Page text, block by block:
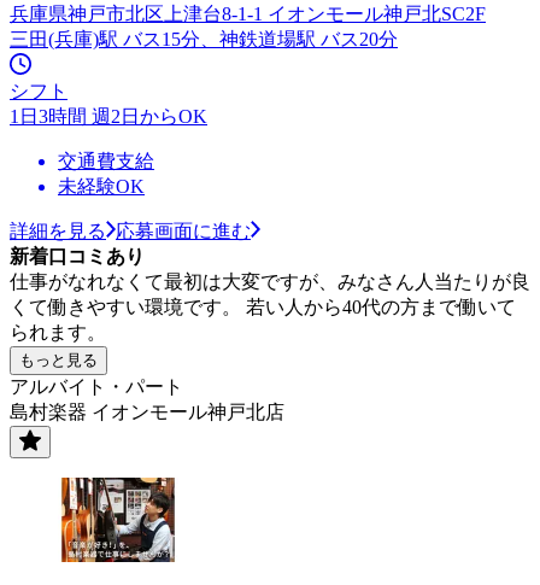
兵庫県神戸市北区上津台8-1-1 イオンモール神戸北SC2F
三田(兵庫)駅 バス15分、神鉄道場駅 バス20分
シフト
1日3時間 週2日からOK
交通費支給
未経験OK
詳細を見る
応募画面に進む
新着口コミあり
仕事がなれなくて最初は大変ですが、みなさん人当たりが良
くて働きやすい環境です。 若い人から40代の方まで働いて
られます。
もっと見る
アルバイト・パート
島村楽器 イオンモール神戸北店